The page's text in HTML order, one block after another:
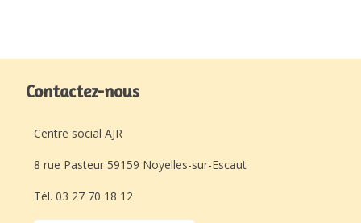
Contactez-nous
Centre social AJR
8 rue Pasteur 59159 Noyelles-sur-Escaut
Tél. 03 27 70 18 12